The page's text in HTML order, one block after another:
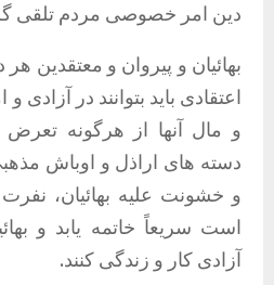
دین امر خصوصی مردم تلقی
بهائیان و پیروان و معتقدین
اعتقادی باید بتوانند در آزادی
و مال آنها از هرگونه
دسته های اراذل و اوباش
و خشونت علیه بهائیان، نفرت
است سریعاً خاتمه یابد و
آزادی کار و زندگی کنند.